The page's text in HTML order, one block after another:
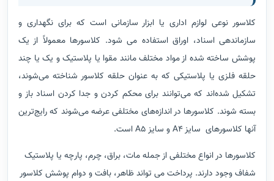
کلاسور نوعی لوازم اداری یا ابزار سازمانی است که برای نگهداری و
سازماندهی اسناد، اوراق استفاده می شود. کلاسورها معمولاً از یک
پوشش ساخته شده از مواد مختلف مانند مقوا یا پلاستیک و یک یا چند
حلقه فلزی یا پلاستیکی که به عنوان حلقه کلاسور شناخته می‌شوند،
تشکیل شده‌اند که می‌توانند برای محکم کردن و جدا کردن اسناد باز و
بسته شوند. کلاسورها در اندازه‌های مختلفی عرضه می‌شوند که رایج‌ترین
آنها کلاسورهای سایز A4 و سایز A5 است.
کلاسورها در انواع مختلفی از جمله مات، براق، چرم، پارچه یا پلاستیک
شفاف وجود دارند. پرداخت می تواند ظاهر، بافت و دوام پوشش کلاسور